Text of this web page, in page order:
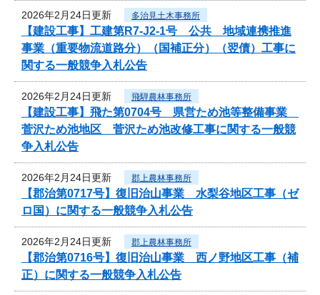
2026年2月24日更新 多治見土木事務所
【建設工事】工建第R7-J2-1号 公共 地域連携推進
事業（重要物流道路分）（国補正分）（翌債）工事に
関する一般競争入札公告
2026年2月24日更新 飛騨農林事務所
【建設工事】飛た第0704号 県営ため池等整備事業
菅沢ため池地区 菅沢ため池改修工事に関する一般競
争入札公告
2026年2月24日更新 郡上農林事務所
【郡治第0717号】復旧治山事業 水梨谷地区工事（ゼ
ロ国）に関する一般競争入札公告
2026年2月24日更新 郡上農林事務所
【郡治第0716号】復旧治山事業 西ノ野地区工事（補
正）に関する一般競争入札公告